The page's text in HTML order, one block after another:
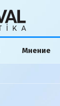
Мнение